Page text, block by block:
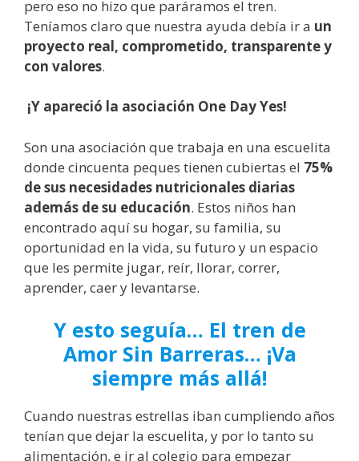
pero eso no hizo que paráramos el tren.
Teníamos claro que nuestra ayuda debía ir a un
proyecto real, comprometido, transparente y
con valores.
¡Y apareció la asociación One Day Yes!
Son una asociación que trabaja en una escuelita
donde cincuenta peques tienen cubiertas el 75%
de sus necesidades nutricionales diarias
además de su educación. Estos niños han
encontrado aquí su hogar, su familia, su
oportunidad en la vida, su futuro y un espacio
que les permite jugar, reír, llorar, correr,
aprender, caer y levantarse.
Y esto seguía… El tren de
Amor Sin Barreras… ¡Va
siempre más allá!
Cuando nuestras estrellas iban cumpliendo años
tenían que dejar la escuelita, y por lo tanto su
alimentación, e ir al colegio para empezar